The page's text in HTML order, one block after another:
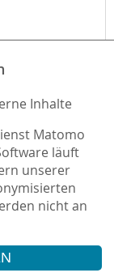
Aktualisierung:
Inhalte
Matomo
läuft
unserer
nicht an